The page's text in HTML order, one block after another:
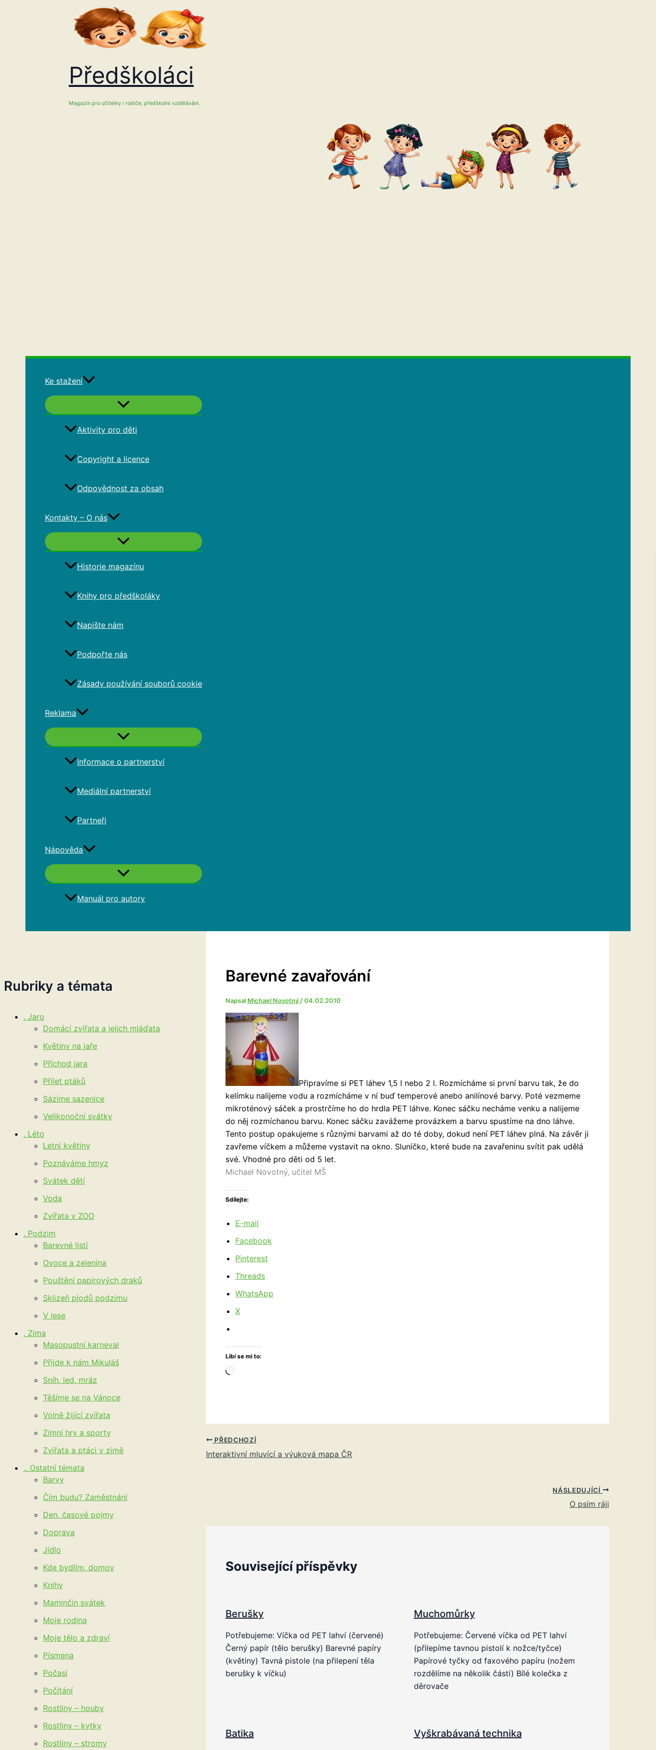
Předškoláci
Magazín pro učitelky i rodiče, předškolní vzdělávání.
Ke stažení
Aktivity pro děti
Copyright a licence
Odpovědnost za obsah
Kontakty – O nás
Historie magazínu
Knihy pro předškoláky
Napište nám
Podpořte nás
Zásady používání souborů cookie
Reklama
Informace o partnerství
Mediální partnerství
Partneři
Nápověda
Manuál pro autory
Rubriky a témata
. Jaro
Domácí zvířata a jejich mláďata
Květiny na jaře
Příchod jara
Přílet ptáků
Sázíme sazenice
Velikonoční svátky
. Léto
Letní květiny
Poznáváme hmyz
Svátek dětí
Voda
Zvířata v ZOO
. Podzim
Barevné listí
Ovoce a zelenina
Pouštění papírových draků
Sklizeň plodů podzimu
V lese
. Zima
Masopustní karneval
Přijde k nám Mikuláš
Sníh, led, mráz
Těšíme se na Vánoce
Volně žijící zvířata
Zimní hry a sporty
Zvířata a ptáci v zimě
.. Ostatní témata
Barvy
Čím budu? Zaměstnání
Den, časové pojmy
Doprava
Jídlo
Kde bydlím, domov
Knihy
Maminčin svátek
Moje rodina
Moje tělo a zdraví
Písmena
Počasí
Počítání
Rostliny – houby
Rostliny – kytky
Rostliny – stromy
Barevné zavařování
Napsal Michael Novotný /04.02.2010
Připravíme si PET láhev 1,5 l nebo 2 l. Rozmícháme si první barvu tak, že do
kelímku nalijeme vodu a rozmícháme v ní buď temperové anebo anilínové barvy. Poté vezmeme
mikroténový sáček a prostrčíme ho do hrdla PET láhve. Konec sáčku necháme venku a nalijeme
do něj rozmíchanou barvu. Konec sáčku zavážeme provázkem a barvu spustíme na dno láhve.
Tento postup opakujeme s různými barvami až do té doby, dokud není PET láhev plná. Na závěr ji
zavřeme víčkem a můžeme vystavit na okno. Sluníčko, které bude na zavařeninu svítit pak udělá
své. Vhodné pro děti od 5 let.
Michael Novotný, učitel MŠ
Sdílejte:
E-mail
Facebook
Pinterest
Threads
WhatsApp
X
Líbí se mi to:
Načítání…
PŘEDCHOZÍ
Interaktivní mluvící a výuková mapa ČR
NÁSLEDUJÍCÍ
O psím ráji
Související příspěvky
Berušky
Potřebujeme: Víčka od PET lahví (červené)
Černý papír (tělo berušky) Barevné papíry
(květiny) Tavná pistole (na přilepení těla
berušky k víčku)
Muchomůrky
Potřebujeme: Červené víčka od PET lahví
(přilepíme tavnou pistolí k nožce/tyčce)
Papírové tyčky od faxového papíru (nožem
rozdělíme na několik částí) Bílé kolečka z
děrovače
Batika Vyškrabávaná technika